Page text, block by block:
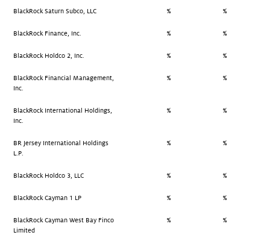
BlackRock Saturn Subco, LLC % %
BlackRock Finance, Inc. % %
BlackRock Holdco 2, Inc. % %
BlackRock Financial Management,
Inc.
% %
BlackRock International Holdings,
Inc.
% %
BR Jersey International Holdings
L.P.
% %
BlackRock Holdco 3, LLC % %
BlackRock Cayman 1 LP % %
BlackRock Cayman West Bay Finco
Limited
% %